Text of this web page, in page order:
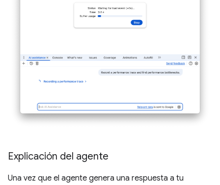
Explicación del agente
Una vez que el agente genera una respuesta a tu